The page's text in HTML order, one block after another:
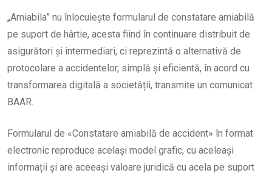
„Amiabila” nu înlocuiește formularul de constatare amiabilă
pe suport de hârtie, acesta fiind în continuare distribuit de
asigurători și intermediari, ci reprezintă o alternativă de
protocolare a accidentelor, simplă și eficientă, în acord cu
transformarea digitală a societății, transmite un comunicat
BAAR.
Formularul de «Constatare amiabilă de accident» în format
electronic reproduce același model grafic, cu aceleași
informații și are aceeași valoare juridică cu acela pe suport